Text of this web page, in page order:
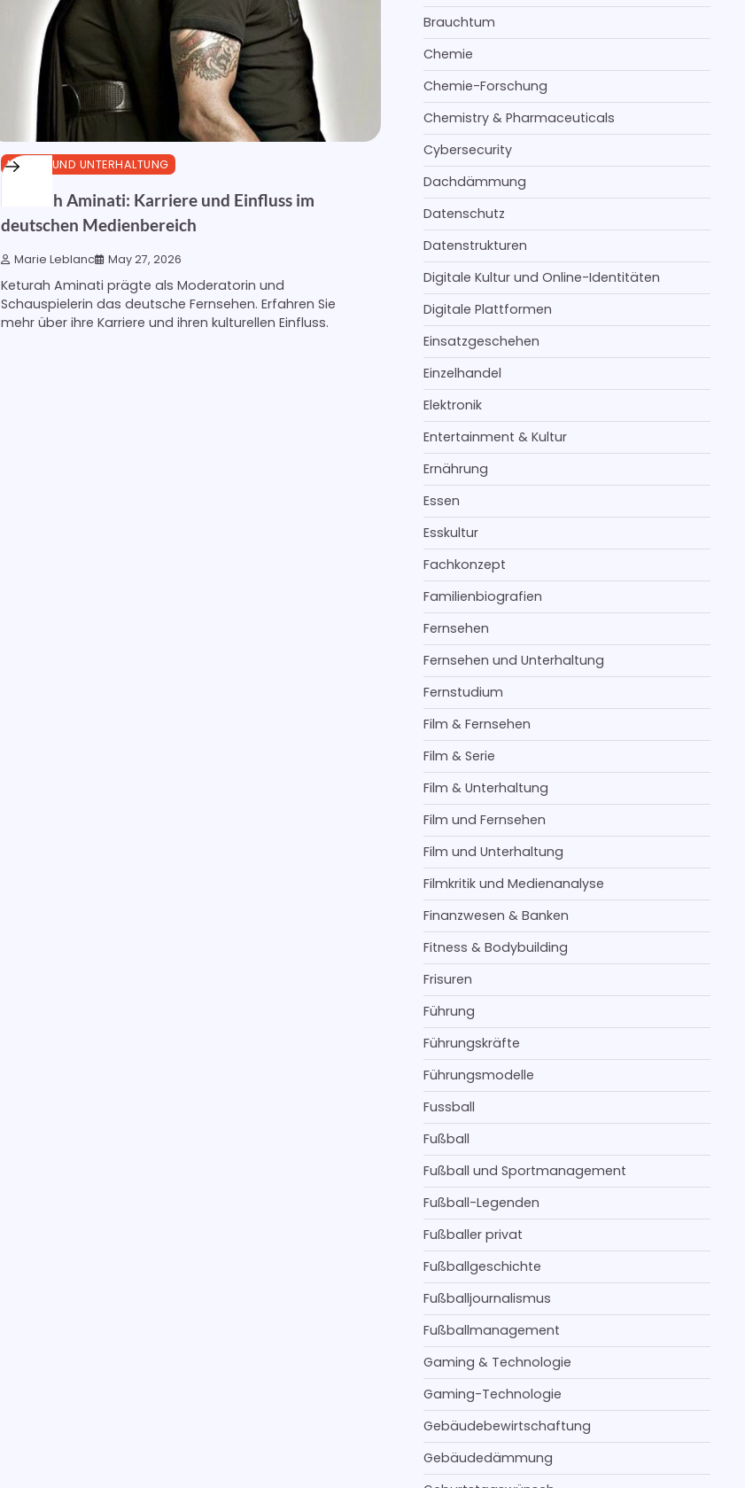
MEDIEN UND UNTERHALTUNG
Keturah Aminati: Karriere und Einfluss im
deutschen Medienbereich
Marie Leblanc May 27, 2026
Keturah Aminati prägte als Moderatorin und
Schauspielerin das deutsche Fernsehen. Erfahren Sie
mehr über ihre Karriere und ihren kulturellen Einfluss.
Brauchtum
Chemie
Chemie-Forschung
Chemistry & Pharmaceuticals
Cybersecurity
Dachdämmung
Datenschutz
Datenstrukturen
Digitale Kultur und Online-Identitäten
Digitale Plattformen
Einsatzgeschehen
Einzelhandel
Elektronik
Entertainment & Kultur
Ernährung
Essen
Esskultur
Fachkonzept
Familienbiografien
Fernsehen
Fernsehen und Unterhaltung
Fernstudium
Film & Fernsehen
Film & Serie
Film & Unterhaltung
Film und Fernsehen
Film und Unterhaltung
Filmkritik und Medienanalyse
Finanzwesen & Banken
Fitness & Bodybuilding
Frisuren
Führung
Führungskräfte
Führungsmodelle
Fussball
Fußball
Fußball und Sportmanagement
Fußball-Legenden
Fußballer privat
Fußballgeschichte
Fußballjournalismus
Fußballmanagement
Gaming & Technologie
Gaming-Technologie
Gebäudebewirtschaftung
Gebäudedämmung